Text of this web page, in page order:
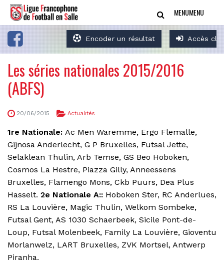
Encoder un résultat Accès
MENUMENU
Les séries nationales 2015/2016
(ABFS)
20/06/2015 Actualités
1re Nationale: Ac Men Waremme, Ergo Flemalle,
Gijnosa Anderlecht, G P Bruxelles, Futsal Jette,
Selaklean Thulin, Arb Temse, GS Beo Hoboken,
Cosmos La Hestre, Piazza Gilly, Anneessens
Bruxelles, Flamengo Mons, Ckb Puurs, Dea Plus
Hasselt. 2e Nationale A:: Hoboken Ster, RC Anderlues,
RS La Louvière, Magic Thulin, Welkom Sombeke,
Futsal Gent, AS 1030 Schaerbeek, Sicile Pont-de-
Loup, Futsal Molenbeek, Family La Louvière, Gioventu
Morlanwelz, LART Bruxelles, ZVK Mortsel, Antwerp
Piranha.